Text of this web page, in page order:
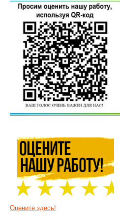
Оцените здесь!